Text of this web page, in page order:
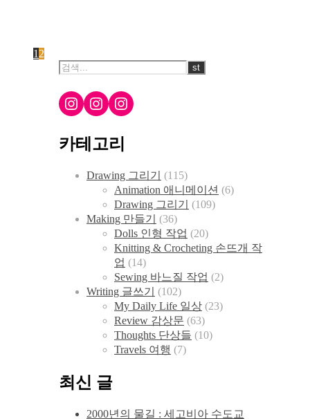
1 2
Instagram
Instagram
Instagram
카테고리
Drawing 그리기
(115)
Animation 애니메이션 (6)
Drawing 그리기
(109)
Making 만들기
(36)
Dolls 인형 작업 (20)
Knitting & Crocheting 손뜨개 작
업 (14)
Sewing 바느질 작업 (2)
Writing 글쓰기
(102)
My Daily Life 일상 (23)
Review 감상문 (63)
Thoughts 단상들 (10)
Travels 여행 (7)
최신 글
2000년의 물길 : 세고비아 수도교